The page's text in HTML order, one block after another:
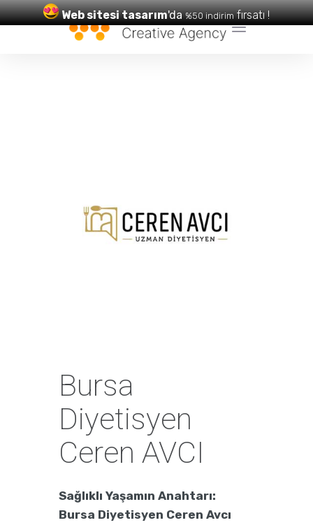
Web sitesi tasarım'da %50 indirim fırsatı !
Web TasarımveSEOHizmetleri
Bursa
Diyetisyen
Ceren AVCI
Sağlıklı Yaşamın Anahtarı:
Bursa Diyetisyen Ceren Avcı